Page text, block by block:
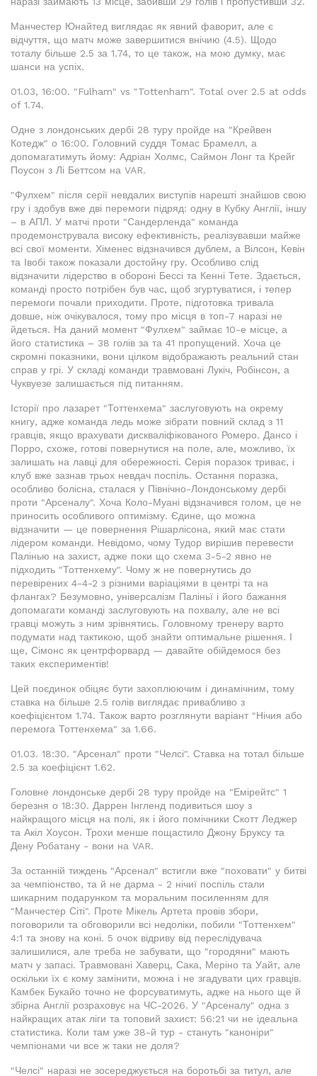
Манчестер Юнайтед виглядає як явний фаворит, але є
відчуття, що матч може завершитися внічию (4.5). Щодо
тоталу більше 2.5 за 1.74, то це також, на мою думку, має
шанси на успіх.
01.03, 16:00. "Fulham" vs "Tottenham". Total over 2.5 at odds
of 1.74.
Одне з лондонських дербі 28 туру пройде на "Крейвен
Котедж" о 16:00. Головний суддя Томас Брамелл, а
допомагатимуть йому: Адріан Холмс, Саймон Лонг та Крейг
Поусон з Лі Беттсом на VAR.
"Фулхем" після серії невдалих виступів нарешті знайшов свою
гру і здобув вже дві перемоги підряд: одну в Кубку Англії, іншу
– в АПЛ. У матчі проти "Сандерленда" команда
продемонструвала високу ефективність, реалізувавши майже
всі свої моменти. Хіменес відзначився дублем, а Вілсон, Кевін
та Івобі також показали достойну гру. Особливо слід
відзначити лідерство в обороні Бессі та Кенні Тете. Здається,
команді просто потрібен був час, щоб згуртуватися, і тепер
перемоги почали приходити. Проте, підготовка тривала
довше, ніж очікувалося, тому про місця в топ-7 наразі не
йдеться. На даний момент "Фулхем" займає 10-е місце, а
його статистика – 38 голів за та 41 пропущений. Хоча це
скромні показники, вони цілком відображають реальний стан
справ у грі. У складі команди травмовані Лукіч, Робінсон, а
Чуквуезе залишається під питанням.
Історії про лазарет "Тоттенхема" заслуговують на окрему
книгу, адже команда ледь може зібрати повний склад з 11
гравців, якщо врахувати дискваліфікованого Ромеро. Дансо і
Порро, схоже, готові повернутися на поле, але, можливо, їх
залишать на лавці для обережності. Серія поразок триває, і
клуб вже зазнав трьох невдач поспіль. Остання поразка,
особливо болісна, сталася у Північно-Лондонському дербі
проти "Арсеналу". Хоча Коло-Муані відзначився голом, це не
приносить особливого оптимізму. Єдине, що можна
відзначити — це повернення Рішарлісона, який має стати
лідером команди. Невідомо, чому Тудор вирішив перевести
Палінью на захист, адже поки що схема 3-5-2 явно не
підходить "Тоттенхему". Чому ж не повернутись до
перевірених 4-4-2 з різними варіаціями в центрі та на
флангах? Безумовно, універсалізм Паліньї і його бажання
допомагати команді заслуговують на похвалу, але не всі
гравці можуть з ним зрівнятись. Головному тренеру варто
подумати над тактикою, щоб знайти оптимальне рішення. І
ще, Сімонс як центрфорвард — давайте обійдемося без
таких експериментів!
Цей поєдинок обіцяє бути захоплюючим і динамічним, тому
ставка на більше 2.5 голів виглядає привабливо з
коефіцієнтом 1.74. Також варто розглянути варіант "Нічия або
перемога Тоттенхема" за 1.66.
01.03. 18:30. "Арсенал" проти "Челсі". Ставка на тотал більше
2.5 за коефіцієнт 1.62.
Головне лондонське дербі 28 туру пройде на "Емірейтс" 1
березня о 18:30. Даррен Інгленд подивиться шоу з
найкращого місця на полі, як і його помічники Скотт Леджер
та Акіл Хоусон. Трохи менше пощастило Джону Бруксу та
Дену Робатану - вони на VAR.
За останній тиждень "Арсенал" встигли вже "поховати" у битві
за чемпіонство, та й не дарма - 2 нічиї поспіль стали
шикарним подарунком та моральним посиленням для
"Манчестер Сіті". Проте Мікель Артета провів збори,
поговорили та обговорили всі недоліки, побили "Тоттенхем"
4:1 та знову на коні. 5 очок відриву від переслідувача
залишилися, але треба не забувати, що "городяни" мають
матч у запасі. Травмовані Хаверц, Сака, Меріно та Уайт, але
оскільки їх є кому замінити, можна і не згадувати цих гравців.
Камбек Букайо точно не форсуватимуть, адже на нього ще й
збірна Англії розраховує на ЧС-2026. У "Арсеналу" одна з
найкращих атак ліги та топовий захист: 56:21 чи не ідеальна
статистика. Коли там уже 38-й тур - стануть "каноніри"
чемпіонами чи все ж таки не доля?
"Челсі" наразі не зосереджується на боротьбі за титул, але